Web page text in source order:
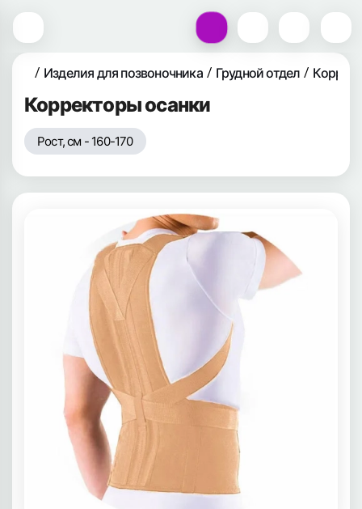
Изделия для позвоночника Грудной отдел
Корректоры осанки
Рост, см - 160-170